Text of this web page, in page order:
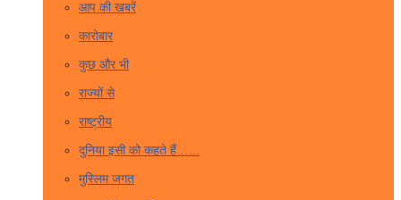
आप की खबरें
कारोबार
कुछ और भी
राज्यों से
राष्ट्रीय
दुनिया इसी को कहते हैं …..
मुस्लिम जगत